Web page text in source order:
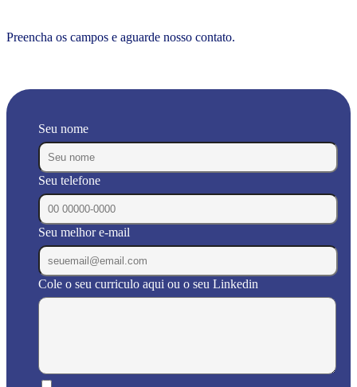
Preencha os campos e aguarde nosso contato.
Seu nome
Seu telefone
Seu melhor e-mail
Cole o seu curriculo aqui ou o seu Linkedin